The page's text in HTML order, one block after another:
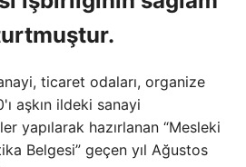
ticaret odaları, organize
aşkın ildeki sanayi
yapılarak hazırlanan “Mesleki
Belgesi” geçen yıl Ağustos